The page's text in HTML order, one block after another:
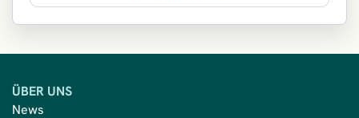
ÜBER UNS
News